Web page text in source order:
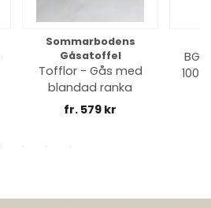
Sommarbodens
Gåsatoffel
Tofflor - Gås med
blandad ranka
fr. 579 kr